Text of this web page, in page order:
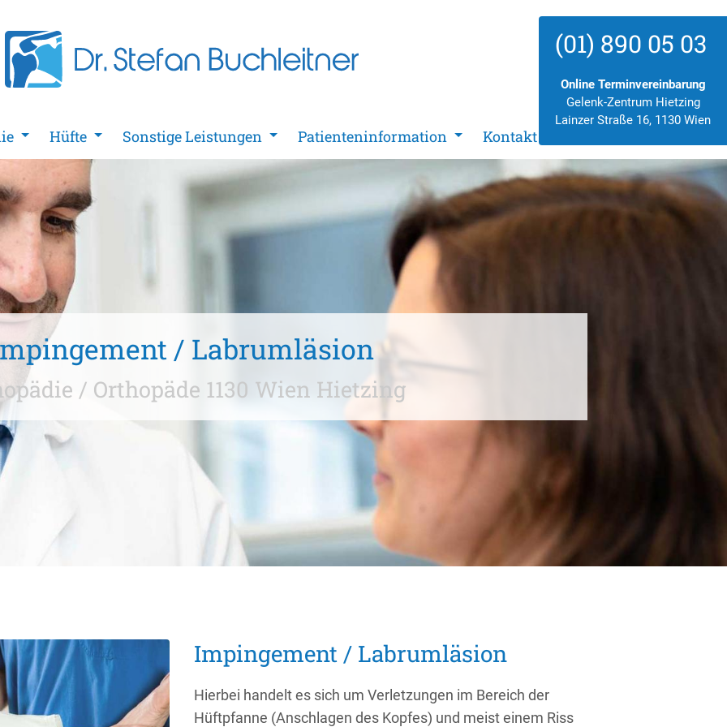
Hüfte Sonstige Leistungen Patienteninformation Kontakt
/ Labrumläsion
/ Orthopäde 1130 Wien Hietzing
Impingement / Labrumläsion
Hierbei handelt es sich um Verletzungen im Bereich der
Hüftpfanne (Anschlagen des Kopfes) und meist einem Riss
(01) 890 05 03
Online Terminvereinbarung
Gelenk-Zentrum Hietzing
Lainzer Straße 16, 1130 Wien